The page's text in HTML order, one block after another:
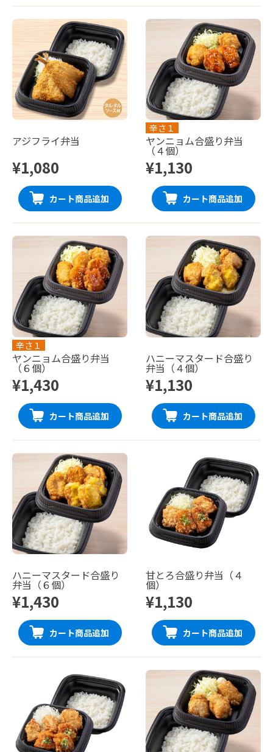
アジフライ弁当
¥1,080
カート商品追加
辛さ１
ヤンニョム合盛り弁当
（４個）
¥1,130
カート商品追加
辛さ１
ヤンニョム合盛り弁当
（６個）
¥1,430
カート商品追加
ハニーマスタード合盛り
弁当（４個）
¥1,130
カート商品追加
ハニーマスタード合盛り
弁当（６個）
¥1,430
カート商品追加
甘とろ合盛り弁当（４
個）
¥1,130
カート商品追加